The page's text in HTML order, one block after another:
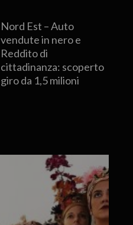
Nord Est – Auto
vendute in nero e
Reddito di
cittadinanza: scoperto
giro da 1,5 milioni